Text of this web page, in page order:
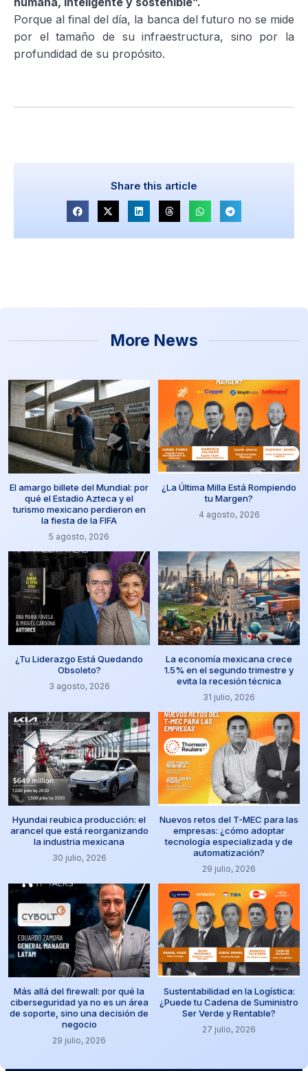
Porque al final del día, la banca del futuro no se mide
por el tamaño de su infraestructura, sino por la
profundidad de su propósito.
Share this article
More News
El amargo billete del Mundial: por
qué el Estadio Azteca y el
turismo mexicano perdieron en
la fiesta de la FIFA
5 agosto, 2026
¿La Última Milla Está Rompiendo
tu Margen?
4 agosto, 2026
¿Tu Liderazgo Está Quedando
Obsoleto?
3 agosto, 2026
La economía mexicana crece
1.5% en el segundo trimestre y
evita la recesión técnica
31 julio, 2026
Hyundai reubica producción: el
arancel que está reorganizando
la industria mexicana
30 julio, 2026
Nuevos retos del T-MEC para las
empresas: ¿cómo adoptar
tecnología especializada y de
automatización?
29 julio, 2026
Más allá del firewall: por qué la
ciberseguridad ya no es un área
de soporte, sino una decisión de
negocio
29 julio, 2026
Sustentabilidad en la Logística:
¿Puede tu Cadena de Suministro
Ser Verde y Rentable?
27 julio, 2026